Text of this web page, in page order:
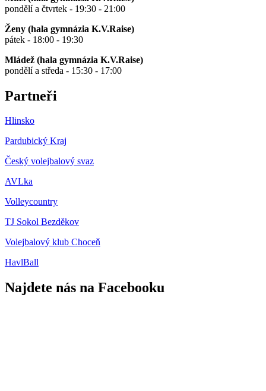
pondělí a čtvrtek - 19:30 - 21:00
Ženy (hala gymnázia K.V.Raise)
pátek - 18:00 - 19:30
Mládež (hala gymnázia K.V.Raise)
pondělí a středa - 15:30 - 17:00
Partneři
Hlinsko
Pardubický Kraj
Český volejbalový svaz
AVLka
Volleycountry
TJ Sokol Bezděkov
Volejbalový klub Choceň
HavlBall
Najdete nás na Facebooku